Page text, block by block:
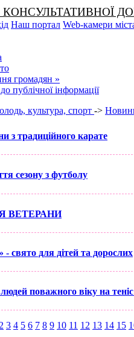
Наш портал Web-камери
громадян »
публічної інформації
культура, спорт ->
з традиційного карате
сезону з футболу
ВЕТЕРАНИ
- свято для дітей та дорослих
поважного віку на
2 3 4 5 6 7 8 9 10 11 12 13 14 15